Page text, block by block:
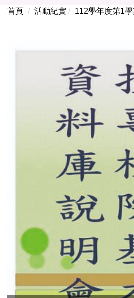
首頁 活動紀實 112學年度第1學